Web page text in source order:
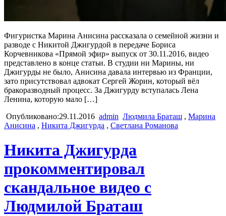
Фигуристка Марина Анисина рассказала о семейной жизни и
разводе с Никитой Джигурдой в передаче Бориса
Корчевникова «Прямой эфир» выпуск от 30.11.2016, видео
представлено в конце статьи. В студии ни Марины, ни
Джигурды не было, Анисина давала интервью из Франции,
зато присутствовал адвокат Сергей Жорин, который вёл
бракоразводный процесс. За Джигурду вступалась Лена
Ленина, которую мало […]
Опубликовано:29.11.2016 admin Людмила Браташ , Марина
Анисина , Никита Джигурда , Светлана Романова
Никита Джигурда
прокомментировал
скандальное видео с
Людмилой Браташ